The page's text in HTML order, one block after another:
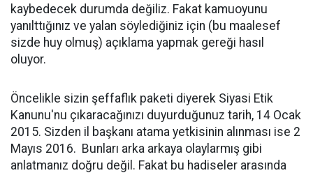
kaybedecek durumda değiliz. Fakat kamuoyunu
yanılttığınız ve yalan söylediğiniz için (bu maalesef
sizde huy olmuş) açıklama yapmak gereği hasıl
oluyor.
Öncelikle sizin şeffaflık paketi diyerek Siyasi Etik
Kanunu'nu çıkaracağınızı duyurduğunuz tarih, 14 Ocak
2015. Sizden il başkanı atama yetkisinin alınması ise 2
Mayıs 2016. Bunları arka arkaya olaylarmış gibi
anlatmanız doğru değil. Fakat bu hadiseler arasında